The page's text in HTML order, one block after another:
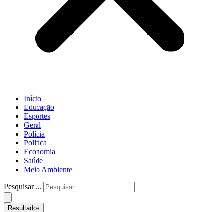
Início
Educação
Esportes
Geral
Polícia
Política
Economia
Saúde
Meio Ambiente
Pesquisar ...
Resultados